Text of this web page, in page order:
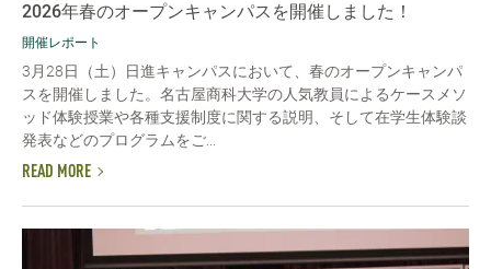
2026年春のオープンキャンパスを開催しました！
開催レポート
3月28日（土）日進キャンパスにおいて、春のオープンキャンパ
スを開催しました。名古屋商科大学の人気教員によるケースメソ
ッド体験授業や各種支援制度に関する説明、そして在学生体験談
発表などのプログラムをご...
READ MORE